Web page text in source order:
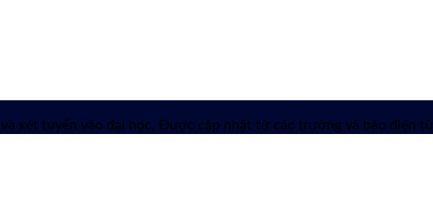
và xét tuyển vào đại học. Được cập nhật từ các trường và báo điện